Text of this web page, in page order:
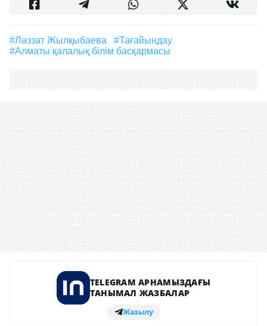
#Ләззат Жылқыбаева
#тағайындау
#Алматы қалалық білім басқармасы